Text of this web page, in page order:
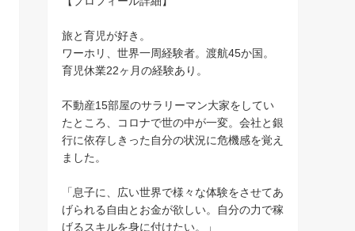
旅と育児が好き。
ワーホリ、世界一周経験者。渡航45か国。
育児休業22ヶ月の経験あり。
不動産15部屋のサラリーマン大家をしてい
たところ、コロナで世の中が一変。会社と銀
行に依存しきった自分の状況に危機感を覚え
ました。
「息子に、広い世界で様々な体験をさせてあ
げられる自由とお金が欲しい。自分の力で稼
げるスキルを身に付けたい。」